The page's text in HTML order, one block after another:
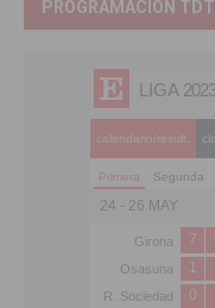
PROGRAMACIÓN TDT